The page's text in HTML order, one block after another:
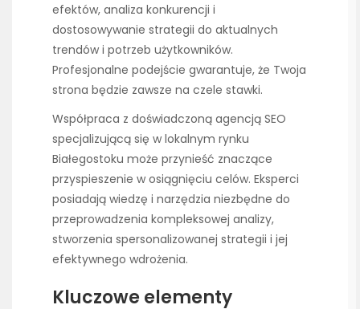
efektów, analiza konkurencji i
dostosowywanie strategii do aktualnych
trendów i potrzeb użytkowników.
Profesjonalne podejście gwarantuje, że Twoja
strona będzie zawsze na czele stawki.
Współpraca z doświadczoną agencją SEO
specjalizującą się w lokalnym rynku
Białegostoku może przynieść znaczące
przyspieszenie w osiągnięciu celów. Eksperci
posiadają wiedzę i narzędzia niezbędne do
przeprowadzenia kompleksowej analizy,
stworzenia spersonalizowanej strategii i jej
efektywnego wdrożenia.
Kluczowe elementy